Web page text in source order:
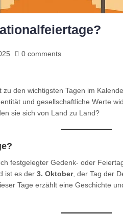
0 comments
den wichtigsten Tagen im
und gesellschaftliche Werte
sie sich von Land zu Land?
festgelegter Gedenk- oder
ist es der 3. Oktober, der Tag der
Tage erzählt eine Geschichte